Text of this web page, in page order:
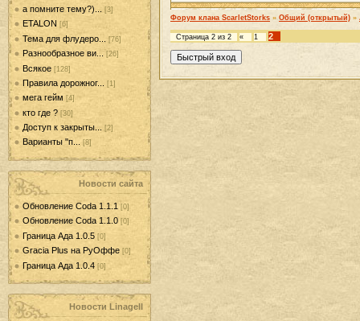
а помните тему?)... [3]
ETALON [6]
Тема для флудеро... [76]
Разнообразное ви... [26]
Всякое [128]
Правила дорожног... [1]
мега гейм [4]
кто где ? [30]
Доступ к закрыты... [2]
Варианты "п... [8]
Новости сайта
Обновление Coda 1.1.1 [0]
Обновление Coda 1.1.0 [0]
Граница Ада 1.0.5 [0]
Gracia Plus на РуОффе [0]
Граница Ада 1.0.4 [0]
Новости LinageII
Форум клана ScarletStorks » Общий (открытый) »
Страница 2 из 2 « 1 2